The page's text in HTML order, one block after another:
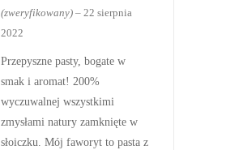
Oceniono
na 5
(zweryfikowany) – 22 sierpnia
2022
Przepyszne pasty, bogate w
smak i aromat! 200%
wyczuwalnej wszystkimi
zmysłami natury zamknięte w
słoiczku. Mój faworyt to pasta z